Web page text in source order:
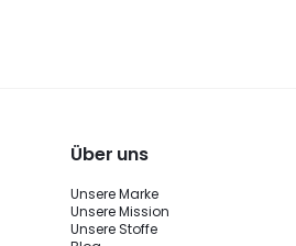
Über uns
Unsere Marke
Unsere Mission
Unsere Stoffe